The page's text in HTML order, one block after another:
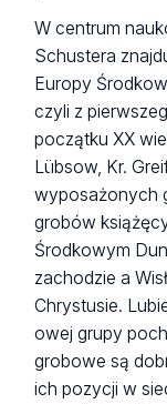
W centrum
Schustera
Europy
czyli z
początku XX
Lübsow, Kr.
wyposażonych
grobów
Środkowym
zachodzie a
Chrystusie.
owej grupy
grobowe są
ich pozycji w